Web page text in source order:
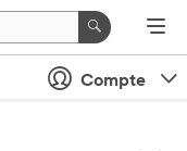
Compte